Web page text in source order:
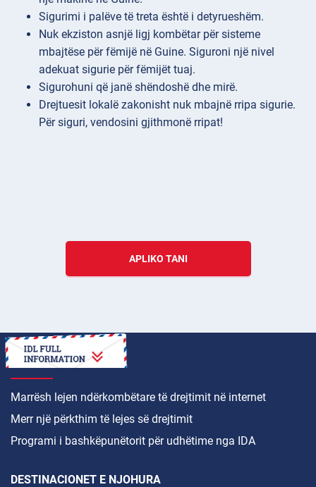
Sigurimi i palëve të treta është i detyrueshëm.
Nuk ekziston asnjë ligj kombëtar për sisteme
mbajtëse për fëmijë në Guine. Siguroni një nivel
adekuat sigurie për fëmijët tuaj.
Sigurohuni që janë shëndoshë dhe mirë.
Drejtuesit lokalë zakonisht nuk mbajnë rripa sigurie.
Për siguri, vendosini gjithmonë rripat!
APLIKO TANI
SI TË
Marrësh lejen ndërkombëtare të drejtimit në internet
Merr një përkthim të lejes së drejtimit
Programi i bashkëpunëtorit për udhëtime nga IDA
DESTINACIONET E NJOHURA